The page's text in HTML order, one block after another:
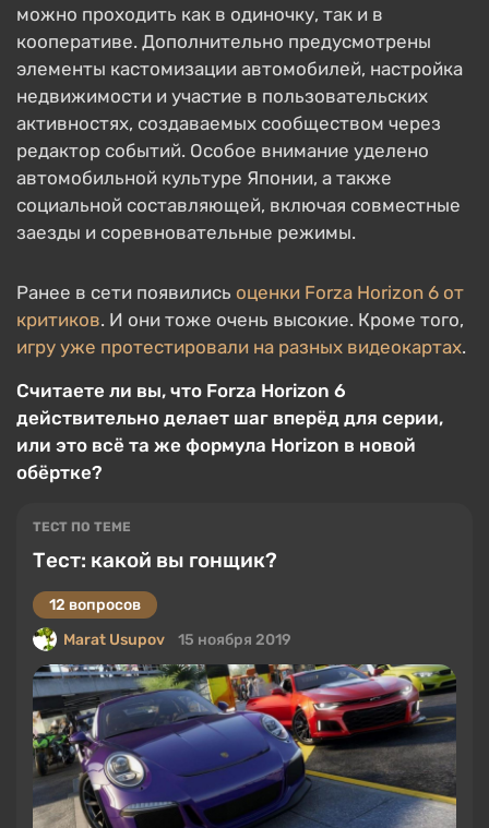
можно проходить как в одиночку, так и в
кооперативе. Дополнительно предусмотрены
элементы кастомизации автомобилей, настройка
недвижимости и участие в пользовательских
активностях, создаваемых сообществом через
редактор событий. Особое внимание уделено
автомобильной культуре Японии, а также
социальной составляющей, включая совместные
заезды и соревновательные режимы.
Ранее в сети появились оценки Forza Horizon 6 от
критиков. И они тоже очень высокие. Кроме того,
игру уже протестировали на разных видеокартах.
Считаете ли вы, что Forza Horizon 6
действительно делает шаг вперёд для серии,
или это всё та же формула Horizon в новой
обёртке?
ТЕСТ ПО ТЕМЕ
Тест: какой вы гонщик?
12 вопросов
Marat Usupov
15 ноября 2019